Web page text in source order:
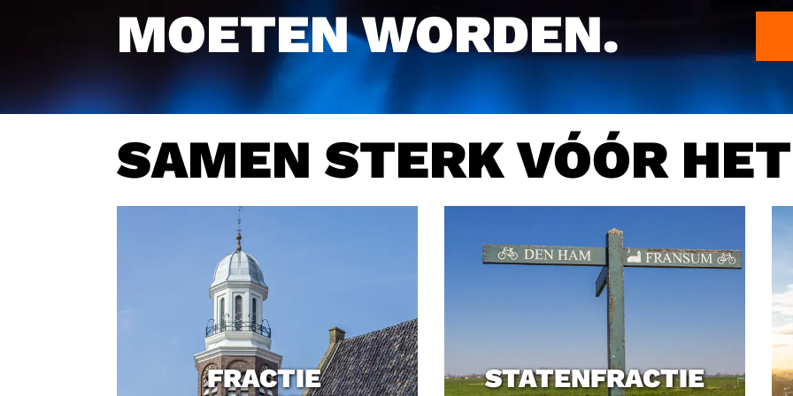
WORDEN.
LEES HIER ONS STANDPUNT OVER
GASWINNING.
SAMEN STERK VÓÓR
FRACTIE
STATENFRACTIE